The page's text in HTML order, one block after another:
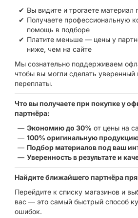
Вы видите и трогаете материал
Получаете профессиональную
помощь в подборе
Платите меньше — цены у
ниже, чем на сайте
Мы сознательно поддерживаем
чтобы вы могли сделать уверенный
переплаты.
Что вы получаете при покупке у
партнёра:
Экономию до 30% от цены на
100% оригинальную
Подбор материалов под ваш
Уверенность в результате и
Найдите ближайшего партнёра
Перейдите к списку магазинов и
вас — это самый быстрый способ
ошибок.